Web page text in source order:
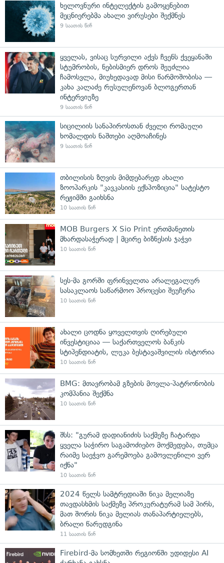
ხელოვნური ინტელექტის გამოყენებით
მეცნიერებმა ახალი ვირუსები შექმნეს
9 საათის წინ
ყველას, ვისაც სურვილი აქვს ჩვენს ქვეყანაში
სტუმრობის, ნებისმიერ დროს შეუძლია
ჩამოსვლა, მიუხედავად მისი წარმოშობისა —
კახა კალაძე რუსულენოვან ბლოგერთან
ინტერვიუზე
9 საათის წინ
სიცილიის სანაპიროსთან ძველი რომაული
ხომალდის ნაშთები აღმოაჩინეს
9 საათის წინ
თბილისის ზღვის მიმდებარედ ახალი
ზოოპარკის "კავკასიის ექსპოზიცია" სატესტო
რეჟიმში გაიხსნა
10 საათის წინ
MOB Burgers X Sio Print ერთმანეთის
მხარდასაჭერად | მცირე ბიზნესის ჯაჭვი
10 საათის წინ
სეს-მა გორში ფრინველთა არალეგალურ
სასაკლაოს საწარმოო პროცესი შეუჩერა
10 საათის წინ
ახალი ცოდნა ყოველთვის ღირებული
ინვესტიციაა — საქართველოს ბანკის
სტიპენდიატის, ლუკა ბესტავაშვილის ისტორია
10 საათის წინ
BMG: მთავრობამ გზების მოვლა-პატრონობის
კომპანია შექმნა
10 საათის წინ
შსს: "გურამ დადიანიძის საქმეზე ჩატარდა
ყველა საჭირო საგამოძიებო მოქმედება, თუმცა
რაიმე საეჭვო გარემოება გამოვლენილი ვერ
იქნა"
10 საათის წინ
2024 წელს სამტრედიაში ნიკა მელიაზე
თავდასხმის საქმეზე პროკურატურამ სამ პირს,
მათ შორის ნიკა მელიას თანაპარტიელებს,
ბრალი წარუდგინა
11 საათის წინ
Firebird-მა სომხეთში რეგიონში უდიდესი AI